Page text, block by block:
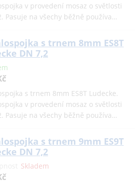
v provedení mosaz o světlosti
Pasuje na všechy běžně používa…
s trnem 8mm ES8T
DN 7,2
s trnem 8mm ES8T Ludecke.
v provedení mosaz o světlosti
Pasuje na všechy běžně používa…
s trnem 9mm ES9T
DN 7,2
Skladem